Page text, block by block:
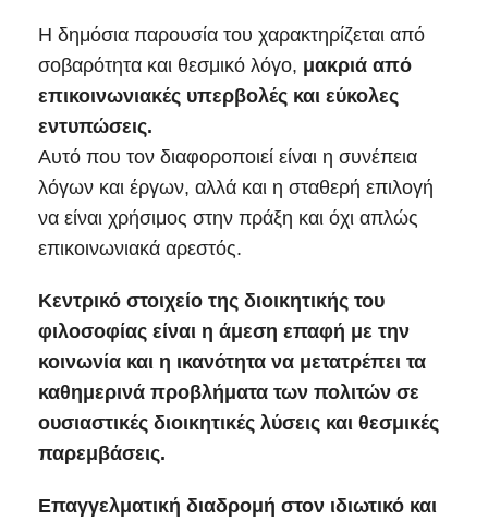
Η δημόσια παρουσία του χαρακτηρίζεται από
σοβαρότητα και θεσμικό λόγο, μακριά από
επικοινωνιακές υπερβολές και εύκολες
εντυπώσεις.
Αυτό που τον διαφοροποιεί είναι η συνέπεια
λόγων και έργων, αλλά και η σταθερή επιλογή
να είναι χρήσιμος στην πράξη και όχι απλώς
επικοινωνιακά αρεστός.
Κεντρικό στοιχείο της διοικητικής του
φιλοσοφίας είναι η άμεση επαφή με την
κοινωνία και η ικανότητα να μετατρέπει τα
καθημερινά προβλήματα των πολιτών σε
ουσιαστικές διοικητικές λύσεις και θεσμικές
παρεμβάσεις.
Επαγγελματική διαδρομή στον ιδιωτικό και